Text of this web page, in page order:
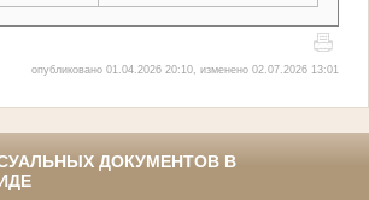
опубликовано 01.04.2026 20:10, изменено 02.07.2026 13:01
ДОКУМЕНТОВ В